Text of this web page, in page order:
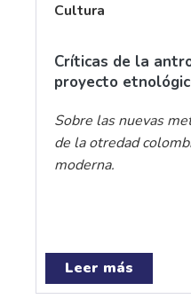
Cultura
Críticas de la
proyecto
Sobre las nuevas
de la otredad
moderna.
Leer más